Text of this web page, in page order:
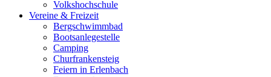
Volkshochschule
Vereine & Freizeit
Bergschwimmbad
Bootsanlegestelle
Camping
Churfrankensteig
Feiern in Erlenbach